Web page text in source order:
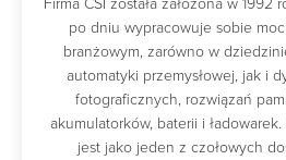
po dniu wypracowuje sobie
branżowym, zarówno w
automatyki przemysłowej, jak i
fotograficznych, rozwiązań
akumulatorków, baterii i
jest jako jeden z czołowych